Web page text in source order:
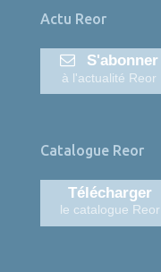
Actu Reor
S'abonner
à l'actualité Reor
Catalogue Reor
Télécharger
le catalogue Reor